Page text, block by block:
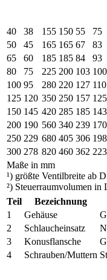
40
38 155 150 55 75
50
45 165 165 67 83
65
60 185 185 84 93
80
75 225 200 103 100
100 95 280 220 127 110
125 120 350 250 157 125
150 145 420 285 185 143
200 190 560 340 239 170
250 229 680 405 306 198
300 278 820 460 362 223
Maße in mm
¹) größte Ventilbreite ab
²) Steuerraumvolumen in
Teil
Bezeichnung
1
Gehäuse
2
Schlaucheinsatz
3
Konusflansche
4
Schrauben/Muttern